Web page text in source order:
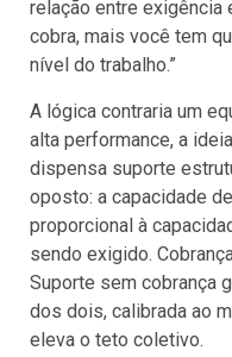
relação entre exigência
cobra, mais você tem
nível do trabalho.”
A lógica contraria um
alta performance, a
dispensa suporte
oposto: a capacidade
proporcional à
sendo exigido.
Suporte sem cobrança
dos dois, calibrada ao
eleva o teto coletivo.